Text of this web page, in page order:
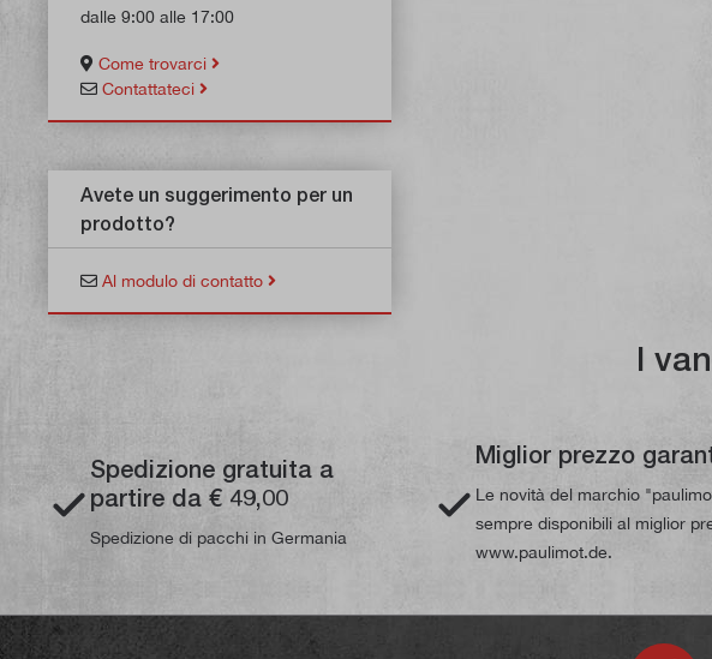
dalle 9:00 alle 17:00
Come trovarci
Contattateci
Avete un suggerimento per un
prodotto?
Al modulo di contatto
I
Spedizione gratuita a
partire da € 49,00
Spedizione di pacchi in Germania
Miglior prezzo
Le novità del marchio
sempre disponibili al miglior
www.paulimot.de.